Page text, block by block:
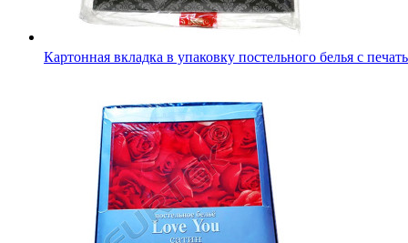
Упаковка для постельного белья Объемный пакет с